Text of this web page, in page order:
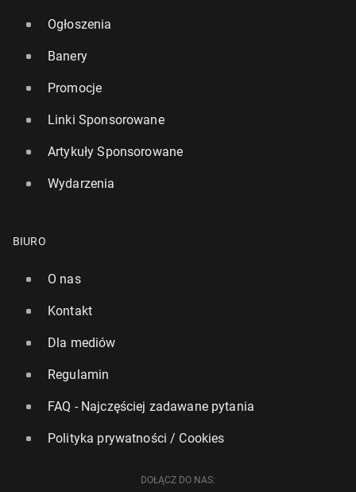
Ogłoszenia
Banery
Promocje
Linki Sponsorowane
Artykuły Sponsorowane
Wydarzenia
BIURO
O nas
Kontakt
Dla mediów
Regulamin
FAQ - Najczęściej zadawane pytania
Polityka prywatności / Cookies
DOŁĄCZ DO NAS: